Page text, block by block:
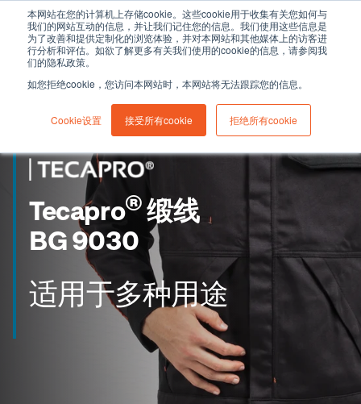
本网站在您的计算机上存储cookie。这些cookie用于收集有关您如何与
我们的网站互动的信息，并让我们记住您的信息。我们使用这些信息是
为了改善和提供定制化的浏览体验，并对本网站和其他媒体上的访客进
行分析和评估。如欲了解更多有关我们使用的cookie的信息，请参阅我
们的隐私政策。
如您拒绝cookie，您访问本网站时，本网站将无法跟踪您的信息。
Cookie设置 接受所有cookie 拒绝所有cookie
Tecapro®缎线
BG 9030
适用于多种用途